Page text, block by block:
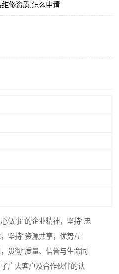
修资质,怎么申请
做事”的企业精神，坚持“忠
坚持“资源共享，优势互
贯彻“质量、信誉与生命同
广大客户及合作伙伴的认